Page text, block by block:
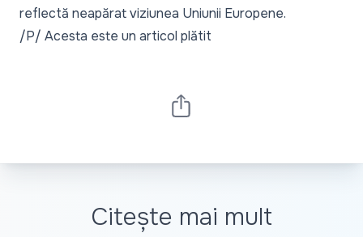
reflectă neapărat viziunea Uniunii Europene.
/P/ Acesta este un articol plătit
Citește mai mult